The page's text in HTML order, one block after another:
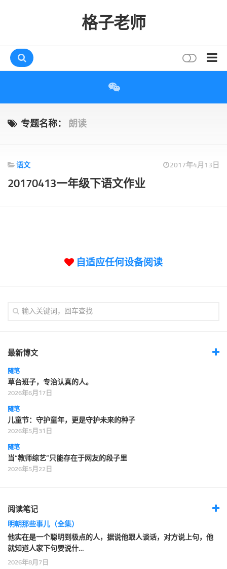
格子老师
互动
友情链接
专题名称： 朗读
语文 2017年4月13日
20170413一年级下语文作业
自适应任何设备阅读
最新博文
随笔
草台班子，专治认真的人。
2026年6月17日
随笔
儿童节：守护童年，更是守护未来的种子
2026年5月31日
随笔
当“教师综艺”只能存在于网友的段子里
2026年5月22日
阅读笔记
明朝那些事儿（全集）
他实在是一个聪明到极点的人，据说他跟人谈话，对方说上句，他
就知道人家下句要说什…
2026年8月7日